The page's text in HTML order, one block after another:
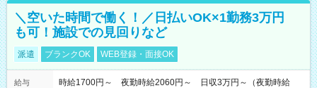
＼空いた時間で働く！／日払いOK×1勤務3万円
も可！施設での見回りなど
派遣 ブランクOK WEB登録・面接OK
給与
時給1700円～ 夜勤時給2060円～ 日収3万円～（夜勤時給